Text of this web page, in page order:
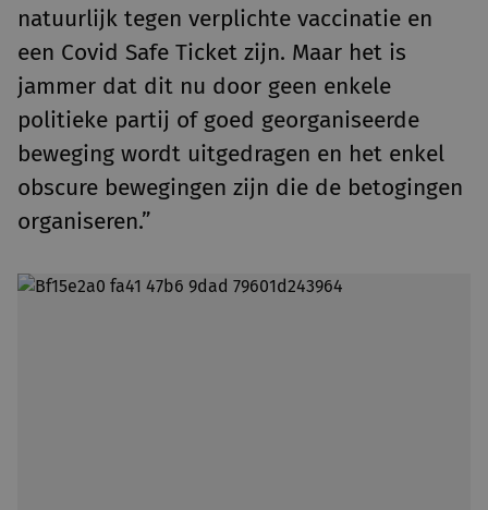
natuurlijk tegen verplichte vaccinatie en
een Covid Safe Ticket zijn. Maar het is
jammer dat dit nu door geen enkele
politieke partij of goed georganiseerde
beweging wordt uitgedragen en het enkel
obscure bewegingen zijn die de betogingen
organiseren.”